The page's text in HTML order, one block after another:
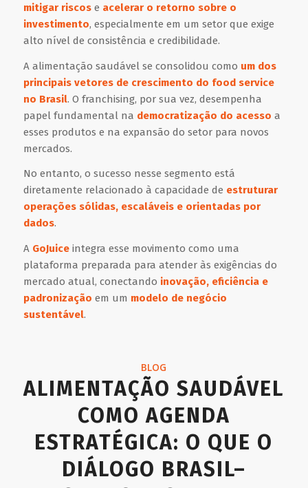
mitigar riscose acelerar o retorno sobre o
investimento, especialmente em um setor que exige
alto nível de consistência e credibilidade.
A alimentação saudável se consolidou como um dos
principais vetores de crescimento do food service
no Brasil. O franchising, por sua vez, desempenha
papel fundamental na democratização do acesso a
esses produtos e na expansão do setor para novos
mercados.
No entanto, o sucesso nesse segmento está
diretamente relacionado à capacidade de estruturar
operações sólidas, escaláveis e orientadas por
dados.
A GoJuiceintegra esse movimento como uma
plataforma preparada para atender às exigências do
mercado atual, conectando inovação, eficiência e
padronização em um modelo de negócio
sustentável.
BLOG
ALIMENTAÇÃO SAUDÁVEL
COMO AGENDA
ESTRATÉGICA: O QUE O
DIÁLOGO BRASIL–